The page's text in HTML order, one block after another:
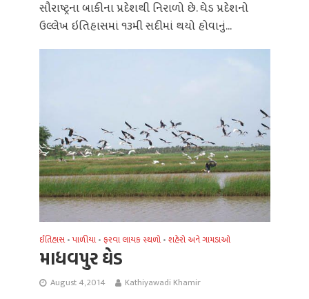
સૌરાષ્ટ્રના બાકીના પ્રદેશથી નિરાળો છે. ઘેડ પ્રદેશનો
ઉલ્લેખ ઇતિહાસમાં ૧૩મી સદીમાં થયો હોવાનું...
ઈતિહાસ •પાળીયા • ફરવા લાયક સ્થળો • શહેરો અને ગામડાઓ
માધવપુર ઘેડ
August 4, 2014 Kathiyawadi Khamir